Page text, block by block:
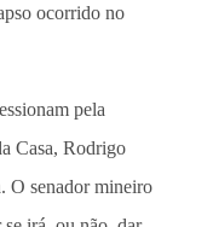
ocorrido no
pela
Casa, Rodrigo
O senador mineiro